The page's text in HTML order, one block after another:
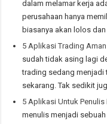
dalam melamar kerja
perusahaan hanya
biasanya akan lolos dan
5 Aplikasi Trading
sudah tidak asing lagi
trading sedang menjadi
sekarang. Tak sedikit
5 Aplikasi Untuk
menulis menjadi